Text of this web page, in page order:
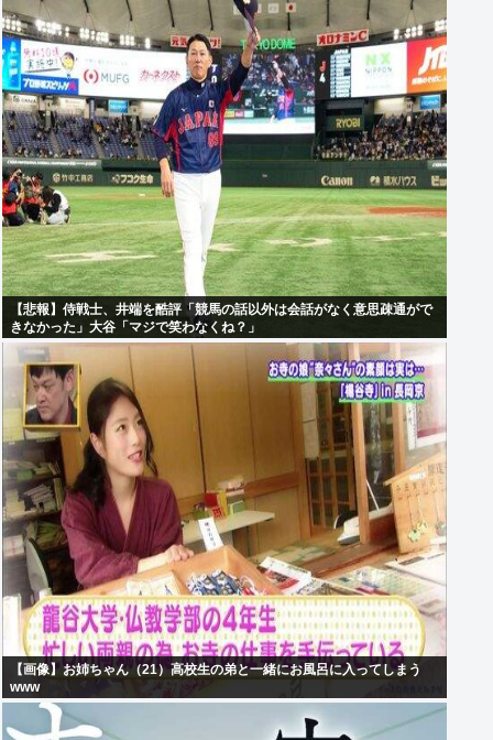
【悲報】侍戦士、井端を酷評「競馬の話以外は会話がなく意思疎通がで
きなかった」大谷「マジで笑わなくね？」
【画像】お姉ちゃん（21）高校生の弟と一緒にお風呂に入ってしまう
www